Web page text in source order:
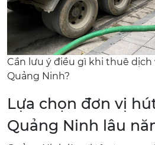
Cần lưu ý điều gì khi thuê
Quảng Ninh?
Lựa chọn đơn vị
Quảng Ninh lâu